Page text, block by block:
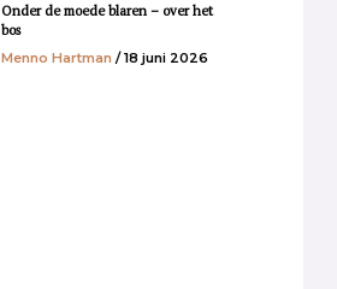
Onder de moede blaren – over het
bos
Menno Hartman / 18 juni 2026